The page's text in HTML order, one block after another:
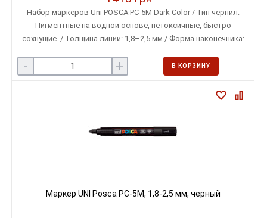
Набор маркеров Uni POSCA PC-5M Dark Color / Тип чернил:
Пигментные на водной основе, нетоксичные, быстро
сохнущие. / Толщина линии: 1,8–2,5 мм./ Форма наконечника:
- + В КОРЗИНУ
Маркер UNI Posca PC-5M, 1,8-2,5 мм, черный